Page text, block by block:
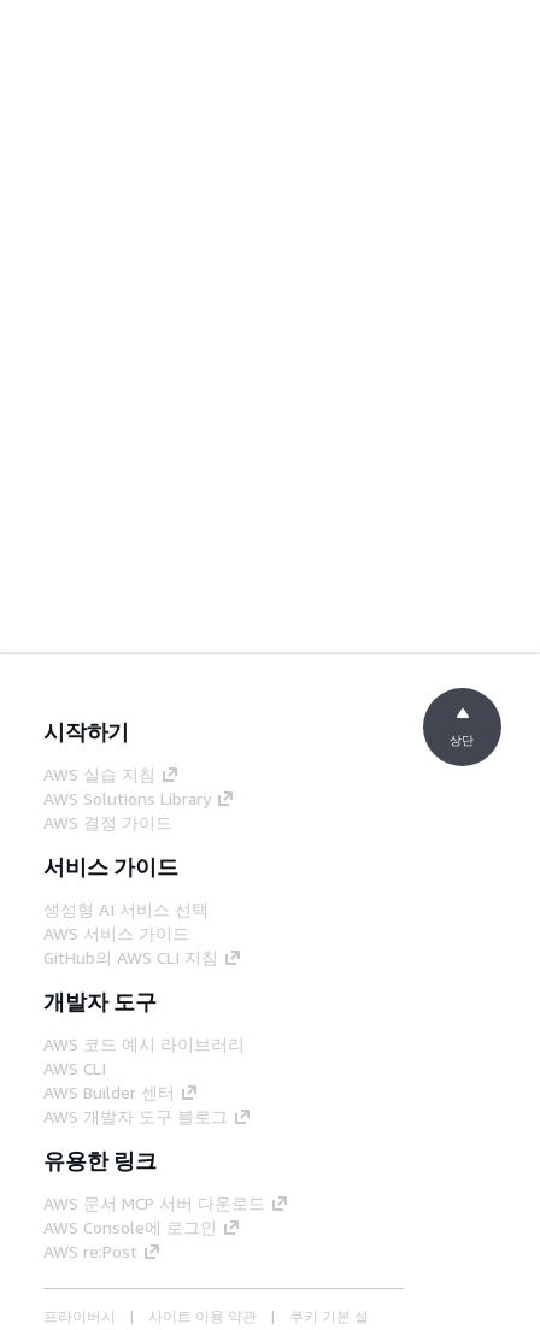
시작하기
AWS 실습 지침
AWS Solutions Library
AWS 결정 가이드
서비스 가이드
생성형 AI 서비스 선택
AWS 서비스 가이드
GitHub의 AWS CLI 지침
개발자 도구
AWS 코드 예시 라이브러리
AWS CLI
AWS Builder 센터
AWS 개발자 도구 블로그
유용한 링크
AWS 문서 MCP 서버 다운로드
AWS Console에 로그인
AWS re:Post
프라이버시 사이트 이용 약관 쿠키 기본 설
상단